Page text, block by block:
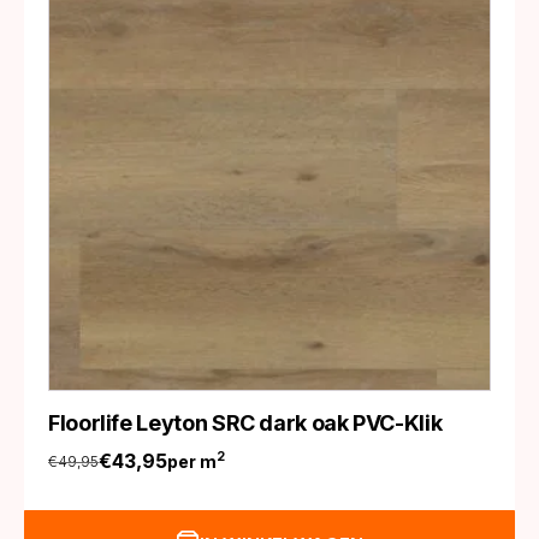
Floorlife Leyton SRC dark oak PVC-Klik
€49,95
Oorspronkelijke
prijs
€43,95
Huidige
prijs
per m2